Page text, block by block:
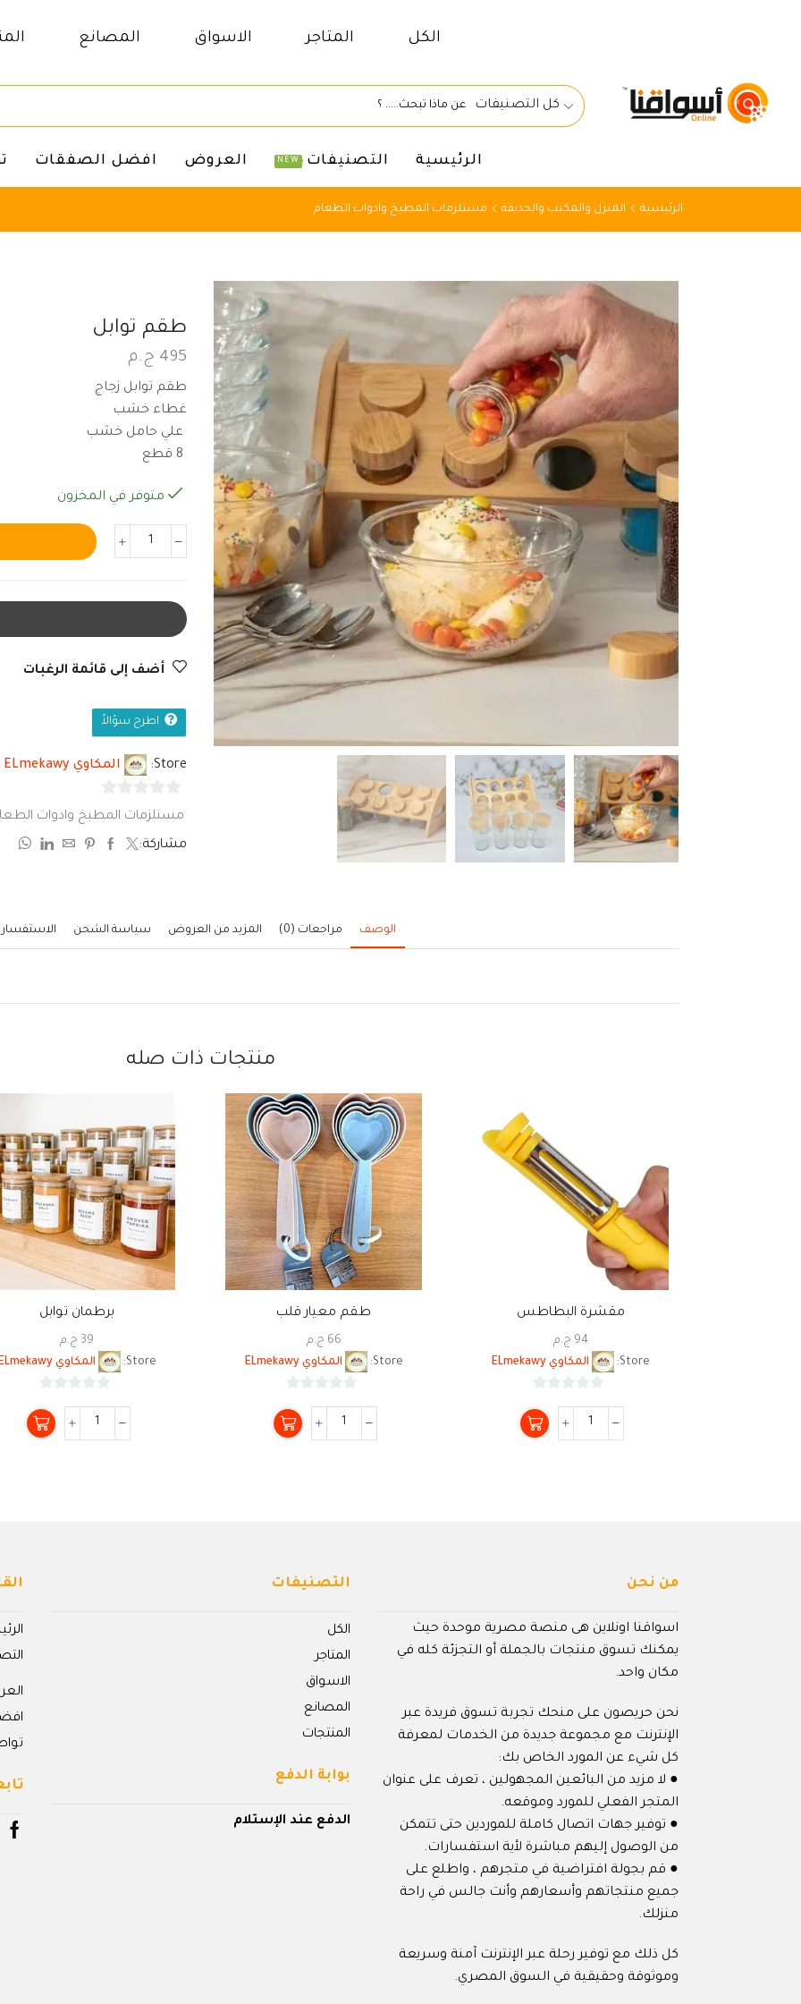
الكل المتاجر الاسواق المصانع
كل التصنيفات
الرئيسية التصنيفات NEW العروض افضل الصفقات
الرئيسية المنزل والمكتب والحديقة مستلزمات المطبخ وادوات الطعام
طقم توابل
495 ج.م
طقم توابل زجاج
غطاء خشب
علي حامل خشب
متوفر في المخزون
أضف إلى قائمة الرغبات
اطرح سؤالاً
Store: المكاوي ELmekawy
0
مستلزمات المطبخ وادوات
مشاركة:
الوصف مراجعات (0) المزيد من العروض سياسة الشحن
منتجات ذات صله
مقشرة البطاطس
94 ج.م
Store:
المكاوي ELmekawy
من
5
طقم معيار قلب
66 ج.م
Store:
المكاوي ELmekawy
من
5
برطمان توابل
39 ج.م
Store:
المكاوي ELmekawy
من
5
من نحن
اسواقنا اونلاين هى منصة مصرية موحدة حيث
يمكنك تسوق منتجات بالجملة أو التجزئة كله في
مكان واحد.
نحن حريصون على منحك تجربة تسوق فريدة عبر
الإنترنت مع مجموعة جديدة من الخدمات لمعرفة
كل شيء عن المورد الخاص بك:
● لا مزيد من البائعين المجهولين ، تعرف على عنوان
المتجر الفعلي للمورد وموقعه.
● توفير جهات اتصال كاملة للموردين حتى تتمكن
من الوصول إليهم مباشرة لأية استفسارات.
● قم بجولة افتراضية في متجرهم ، واطلع على
جميع منتجاتهم وأسعارهم وأنت جالس في راحة
منزلك.
كل ذلك مع توفير رحلة عبر الإنترنت آمنة وسريعة
وموثوقة وحقيقية في السوق المصري.
التصنيفات
الكل
المتاجر
الاسواق
المصانع
المنتجات
بوابة الدفع
الدفع عند الإستلام